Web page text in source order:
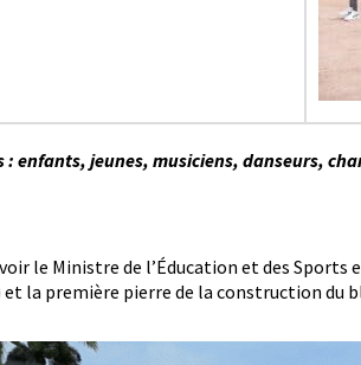
: enfants, jeunes, musiciens, danseurs,
le Ministre de l’Éducation et des
et la première pierre de la construction du